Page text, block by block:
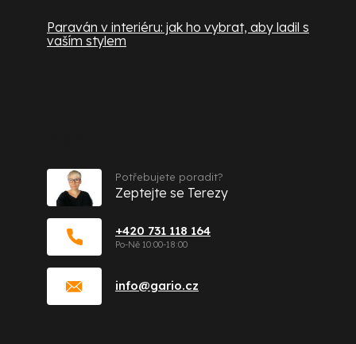
Paraván v interiéru: jak ho vybrat, aby ladil s
vaším stylem
info@gario.cz
+420 731 118 164
Potřebujete poradit?
Zeptejte se Terezy